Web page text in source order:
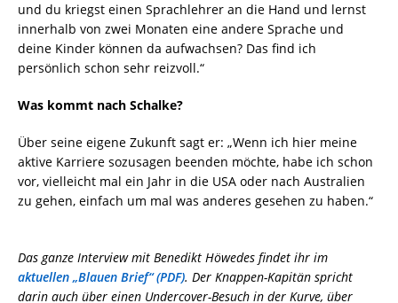
und du kriegst einen Sprachlehrer an die Hand und lernst
innerhalb von zwei Monaten eine andere Sprache und
deine Kinder können da aufwachsen? Das find ich
persönlich schon sehr reizvoll.“
Was kommt nach Schalke?
Über seine eigene Zukunft sagt er: „Wenn ich hier meine
aktive Karriere sozusagen beenden möchte, habe ich schon
vor, vielleicht mal ein Jahr in die USA oder nach Australien
zu gehen, einfach um mal was anderes gesehen zu haben.“
Das ganze Interview mit Benedikt Höwedes findet ihr im
aktuellen „Blauen Brief“ (PDF). Der Knappen-Kapitän spricht
darin auch über einen Undercover-Besuch in der Kurve, über